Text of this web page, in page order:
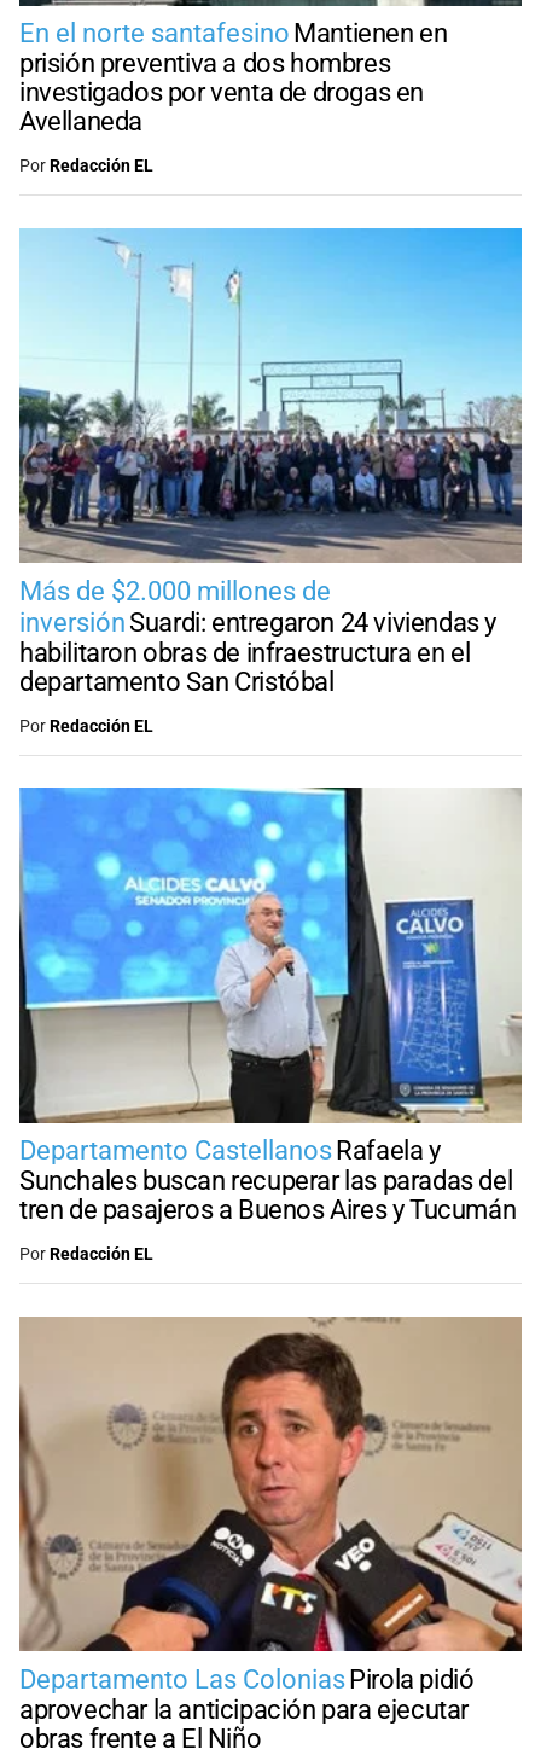
En el norte santafesino Mantienen en
prisión preventiva a dos hombres
investigados por venta de drogas en
Avellaneda
PorRedacción EL
Más de $2.000 millones de
inversión Suardi: entregaron 24 viviendas y
habilitaron obras de infraestructura en el
departamento San Cristóbal
PorRedacción EL
Departamento CastellanosRafaela y
Sunchales buscan recuperar las paradas del
tren de pasajeros a Buenos Aires y Tucumán
PorRedacción EL
Departamento Las ColoniasPirola pidió
aprovechar la anticipación para ejecutar
obras frente a El Niño